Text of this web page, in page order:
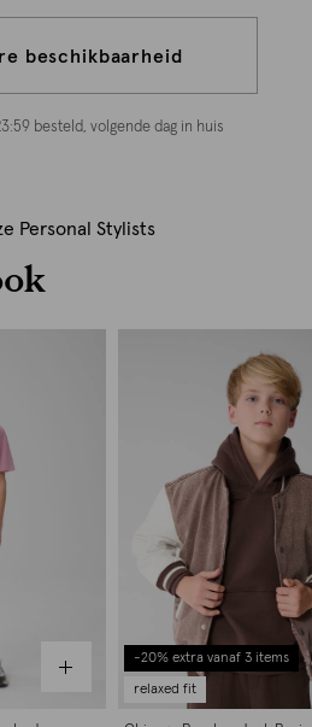
beschikbaarheid
besteld, volgende dag in huis
Personal Stylists
-20% extra vanaf 3 items
relaxed fit